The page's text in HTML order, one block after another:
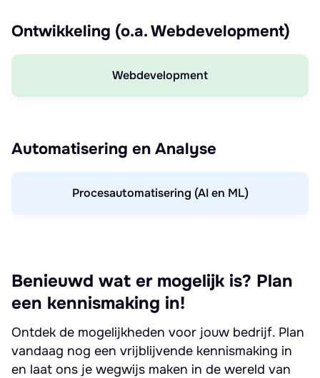
Ontwikkeling (o.a. Webdevelopment)
Webdevelopment
Automatisering en Analyse
Procesautomatisering (AI en ML)
Benieuwd wat er mogelijk is? Plan
een kennismaking in!
Ontdek de mogelijkheden voor jouw bedrijf. Plan
vandaag nog een vrijblijvende kennismaking in
en laat ons je wegwijs maken in de wereld van